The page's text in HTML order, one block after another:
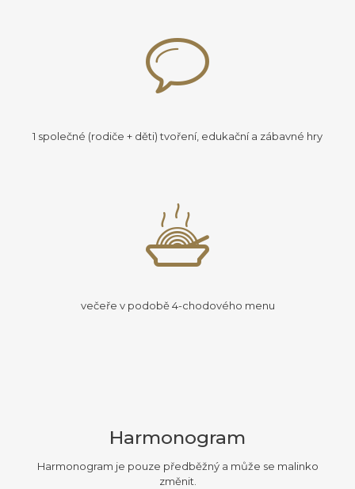
1 společné (rodiče + děti) tvoření, edukační a zábavné hry
večeře v podobě 4-chodového menu
Harmonogram
Harmonogram je pouze předběžný a může se malinko
změnit.